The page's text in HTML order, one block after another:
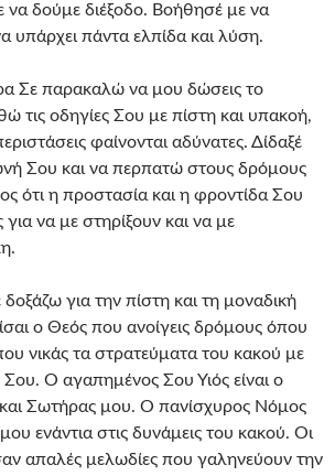
να δούμε διέξοδο. Βοήθησέ με να
υπάρχει πάντα ελπίδα και λύση.
Σε παρακαλώ να μου δώσεις το
τις οδηγίες Σου με πίστη και υπακοή,
φαίνονται αδύνατες. Δίδαξέ
Σου και να περπατώ στους δρόμους
ότι η προστασία και η φροντίδα Σου
για να με στηρίξουν και να με
για την πίστη και τη μοναδική
ο Θεός που ανοίγεις δρόμους όπου
νικάς τα στρατεύματα του κακού με
Ο αγαπημένος Σου Υιός είναι ο
και Σωτήρας μου. Ο πανίσχυρος Νόμος
μου ενάντια στις δυνάμεις του κακού. Οι
απαλές μελωδίες που γαληνεύουν την